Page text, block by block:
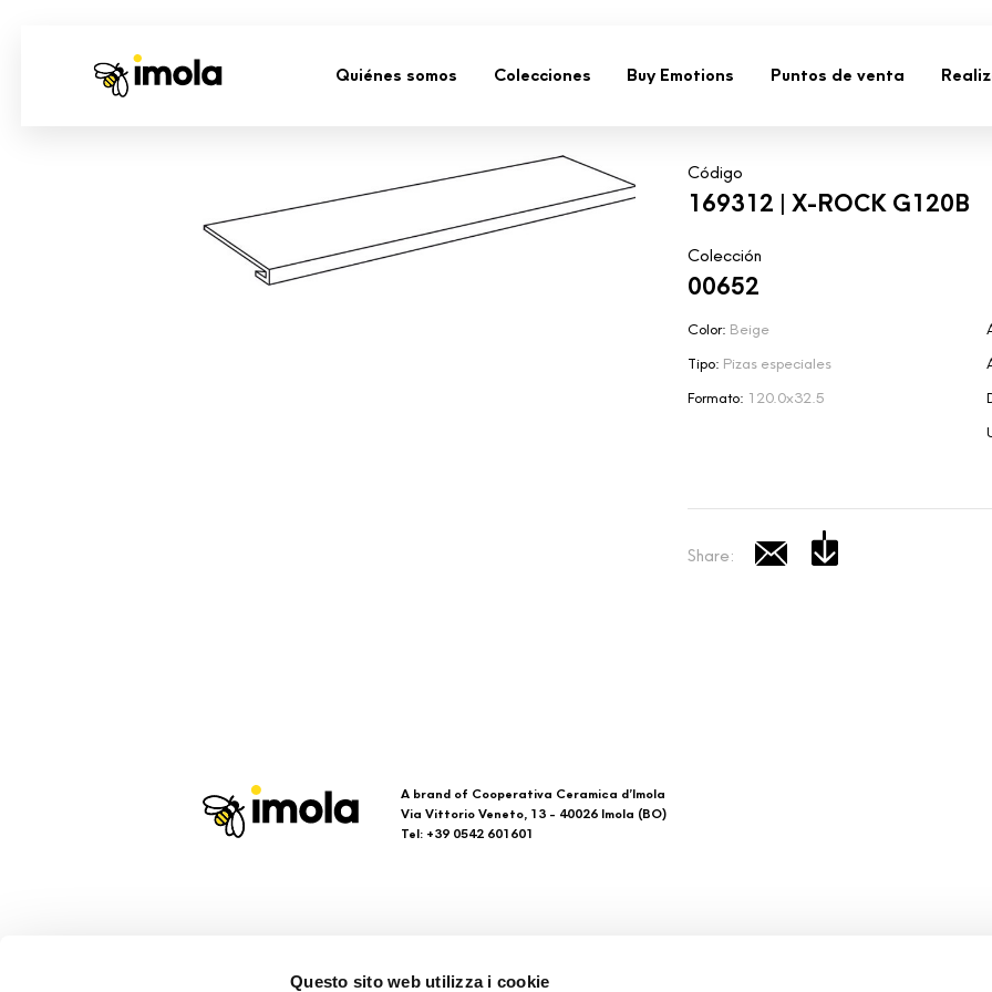
Questo sito web utilizza i cookie
Quiénes somos Colecciones Buy Emotions Puntos de venta
Código
169312 | X-ROCK G120B
Colección
00652
Color: Beige
Tipo: Pizas especiales
Formato: 120.0x32.5
Share:
A brand of Cooperativa Ceramica d’Imola
Via Vittorio Veneto, 13 - 40026 Imola (BO)
Tel: +39 0542 601601